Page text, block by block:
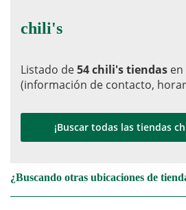
chili's
Listado de54 chili's tiendas en
(información de contacto,
¡Buscar todas las tiendas
¿Buscando otras ubicaciones de